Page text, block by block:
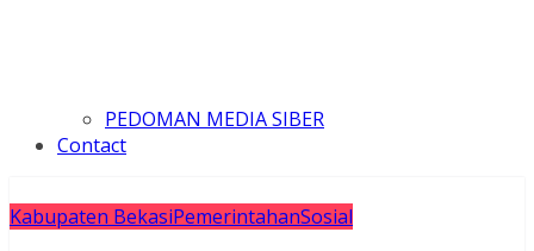
PEDOMAN MEDIA SIBER
Contact
Kabupaten BekasiPemerintahanSosial